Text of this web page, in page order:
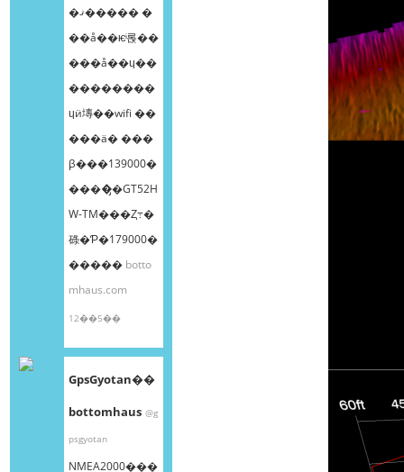
�ޤ����� �
��å��ѥͥ롡��
���å��ɥ��
��������
ɥӥ塼��wifi ��
���ä� ���
β���139000�
����̡�GT52H
W-TM���Ȥ߹�
碌�Ƥ�179000�
����� botto
mhaus.com
12��5��
GpsGyotan��
bottomhaus @g
psgyotan
NMEA2000���